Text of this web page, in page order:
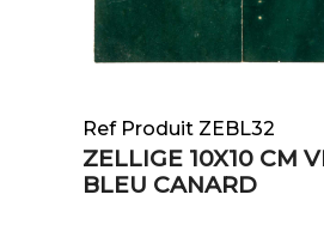
Ref Produit ZEBL32
ZELLIGE 10X10 CM
BLEU CANARD